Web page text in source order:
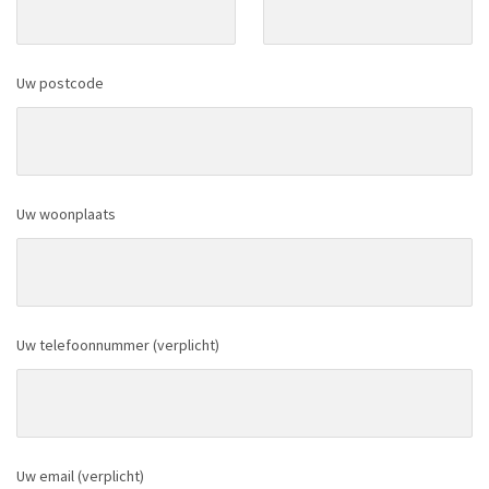
Uw postcode
Uw woonplaats
Uw telefoonnummer (verplicht)
Uw email (verplicht)